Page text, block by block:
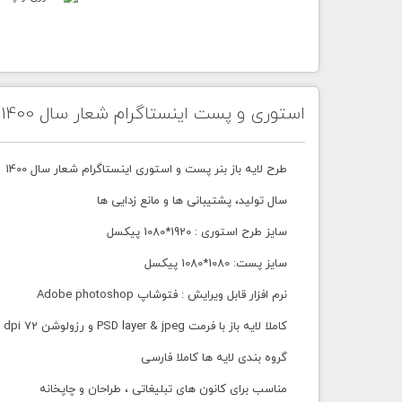
استوری و پست اینستاگرام شعار سال 1400
طرح لایه باز بنر پست و استوری اینستاگرام شعار سال 1400
سال تولید، پشتیبانی ها و مانع زدایی ها
سایز طرح استوری : 1920*1080 پیکسل
سایز پست: 1080*1080 پیکسل
نرم افزار قابل ویرایش : فتوشاپ Adobe photoshop
کاملا لایه باز با فرمت PSD layer & jpeg و رزولوشن 72 dpi
گروه بندی لایه ها کاملا فارسی
مناسب برای کانون های تبلیغاتی ، طراحان و چاپخانه